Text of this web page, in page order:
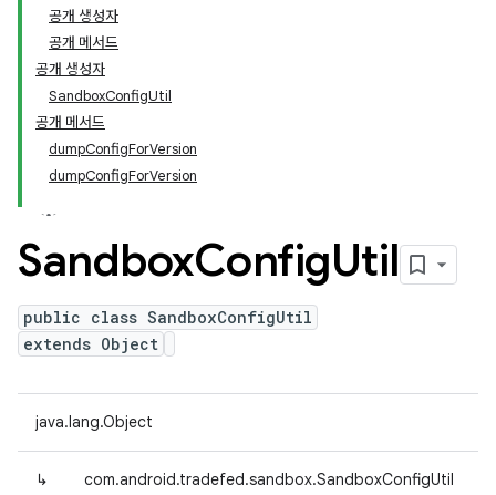
공개 생성자
공개 메서드
공개 생성자
SandboxConfigUtil
공개 메서드
dumpConfigForVersion
dumpConfigForVersion
SandboxConfigUtil
public class SandboxConfigUtil
extends Object
java.lang.Object
↳ com.android.tradefed.sandbox.SandboxConfigUtil